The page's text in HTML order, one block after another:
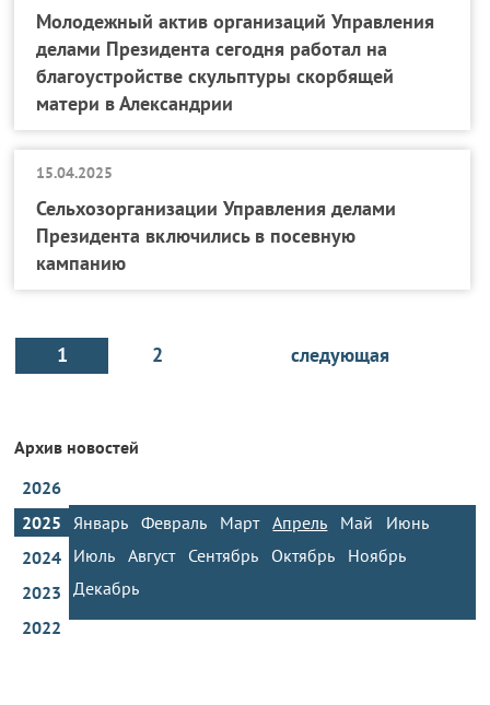
Молодежный актив организаций Управления
делами Президента сегодня работал на
благоустройстве скульптуры скорбящей
матери в Александрии
15.04.2025
Сельхозорганизации Управления делами
Президента включились в посевную
кампанию
1 2 следующая
Архив новостей
2026
2025
Январь Февраль Март Апрель Май
Июнь
Июль
Август Сентябрь Октябрь
Ноябрь
Декабрь
2024
2023
2022